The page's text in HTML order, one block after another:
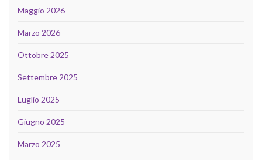
Maggio 2026
Marzo 2026
Ottobre 2025
Settembre 2025
Luglio 2025
Giugno 2025
Marzo 2025